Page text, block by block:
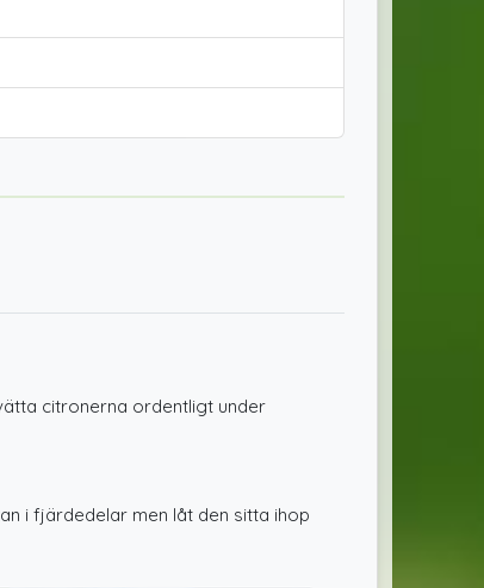
citronerna ordentligt under
i fjärdedelar men låt den sitta ihop